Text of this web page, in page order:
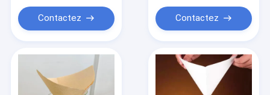
Contactez Contactez